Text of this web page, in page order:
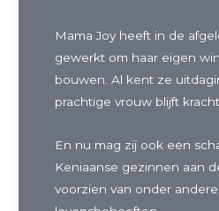
Mama Joy heeft in de
gewerkt om haar eigen
bouwen. Al kent ze
prachtige vrouw blijft
En nu mag zij ook een
Keniaanse gezinnen aan
voorzien van onder